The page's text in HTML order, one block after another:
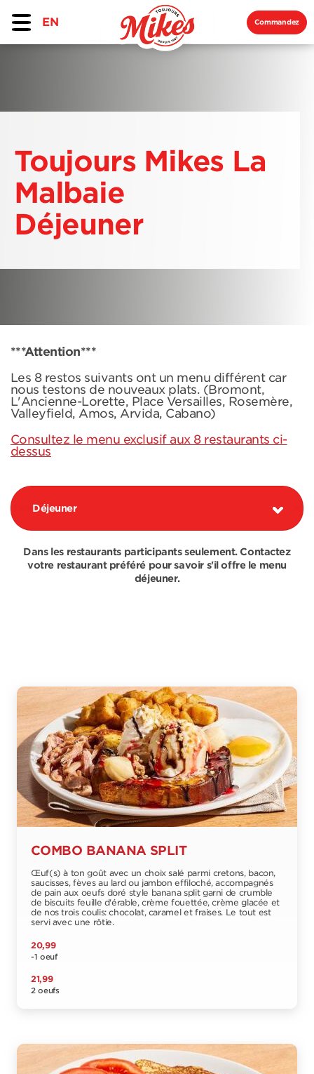
EN Commandez
Toujours Mikes La
Malbaie
Déjeuner
***Attention***
Les 8 restos suivants ont un menu différent car
nous testons de nouveaux plats. (Bromont,
L'Ancienne-Lorette, Place Versailles, Rosemère,
Valleyfield, Amos, Arvida, Cabano)
Consultez le menu exclusif aux 8 restaurants ci-
dessus
Déjeuner
Dans les restaurants participants seulement. Contactez
votre restaurant préféré pour savoir s'il offre le menu
déjeuner.
COMBO BANANA SPLIT
Œuf(s) à ton goût avec un choix salé parmi cretons, bacon,
saucisses, fèves au lard ou jambon effiloché, accompagnés
de pain aux oeufs doré style banana split garni de crumble
de biscuits feuille d'érable, crème fouettée, crème glacée et
de nos trois coulis: chocolat, caramel et fraises. Le tout est
servi avec une rôtie.
20,99
-1 oeuf
21,99
2 oeufs